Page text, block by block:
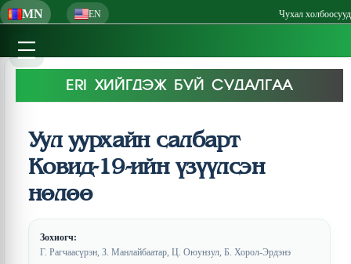
MN EN Чухал холбоосууд
ERI ХИЙГДЭЖ БУЙ СУДАЛГАА
Уул уурхайн салбарт
Ковид-19-ийн үзүүлсэн
нөлөө
Зохиогч:
Г. Рагчаасүрэн, З. Манлайбаатар, Ц. Оюунзул, Б. Хорол-Эрдэнэ